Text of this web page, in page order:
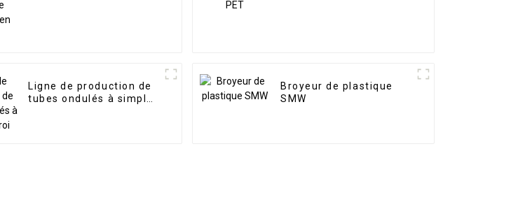
Ligne de production de
tubes ondulés à simple
Broyeur de plastique
SMW